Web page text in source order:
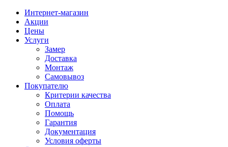
Интернет-магазин
Акции
Цены
Услуги
Замер
Доставка
Монтаж
Самовывоз
Покупателю
Критерии качества
Оплата
Помощь
Гарантия
Документация
Условия оферты